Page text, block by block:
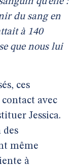
du sang en
à 140
que nous lui
ces
avec
Jessica.
des
même
à